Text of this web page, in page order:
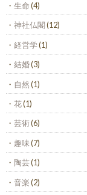
生命(4)
神社仏閣(12)
経営学(1)
結婚(3)
自然(1)
花(1)
芸術(6)
趣味(7)
陶芸(1)
音楽(2)